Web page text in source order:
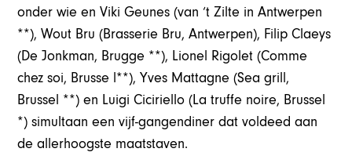
onder wie en Viki Geunes (van ‘t Zilte in Antwerpen
**), Wout Bru (Brasserie Bru, Antwerpen), Filip Claeys
(De Jonkman, Brugge **), Lionel Rigolet (Comme
chez soi, Brusse l**), Yves Mattagne (Sea grill,
Brussel **) en Luigi Ciciriello (La truffe noire, Brussel
*) simultaan een vijf-gangendiner dat voldeed aan
de allerhoogste maatstaven.